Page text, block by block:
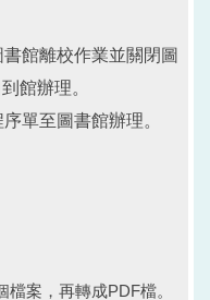
書館離校作業並關閉圖
到館辦理。
單至圖書館辦理。
案，再轉成PDF檔。